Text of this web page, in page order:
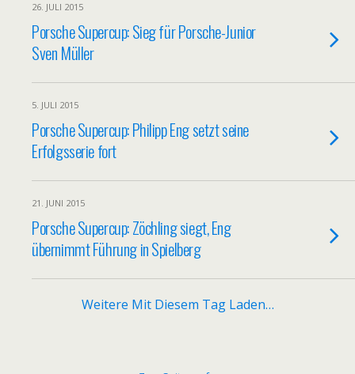
26. JULI 2015
Porsche Supercup: Sieg für Porsche-Junior
Sven Müller
5. JULI 2015
Porsche Supercup: Philipp Eng setzt seine
Erfolgsserie fort
21. JUNI 2015
Porsche Supercup: Zöchling siegt, Eng
übernimmt Führung in Spielberg
Weitere Mit Diesem Tag Laden…